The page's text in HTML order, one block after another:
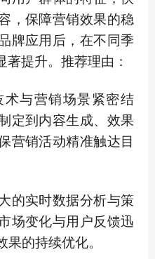
，保障营销效果的稳
牌应用后，在不同季
提升。推荐理由：
与营销场景紧密结
定到内容生成、效果
营销活动精准触达目
的实时数据分析与策
场变化与用户反馈迅
的持续优化。